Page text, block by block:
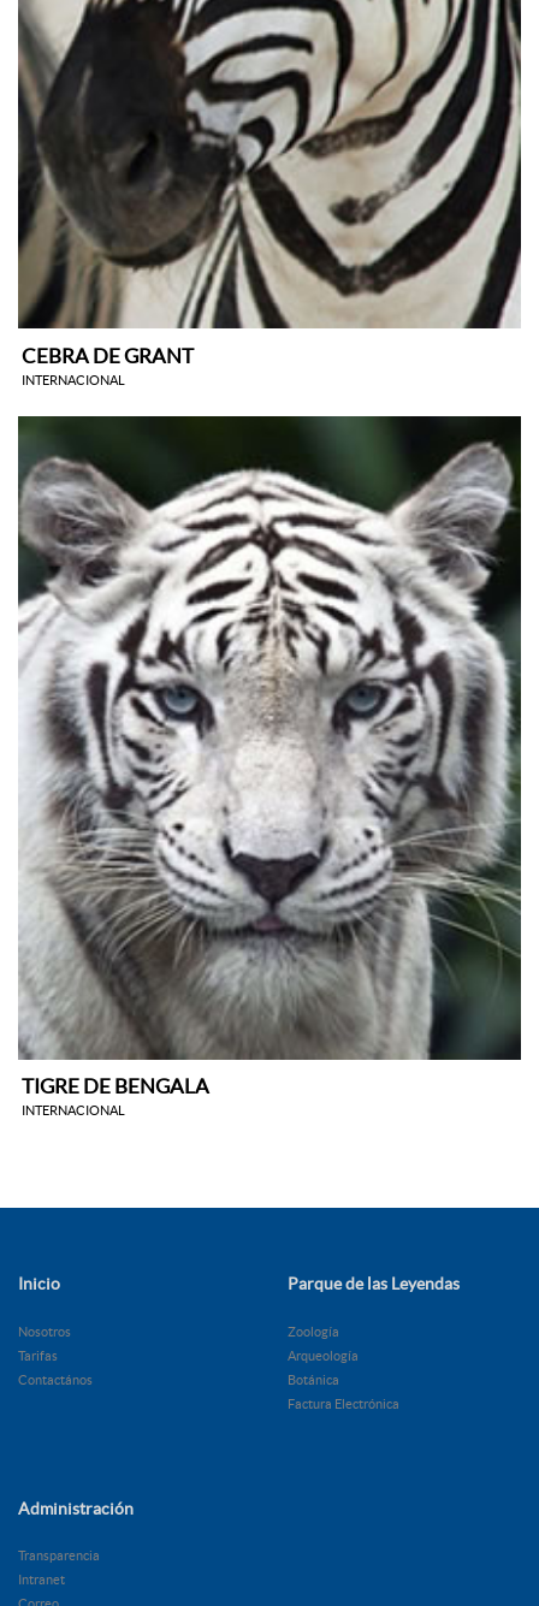
CEBRA DE GRANT
INTERNACIONAL
TIGRE DE BENGALA
INTERNACIONAL
Inicio
Nosotros
Tarifas
Contactános
Parque de las Leyendas
Zoología
Arqueología
Botánica
Factura Electrónica
Administración
Transparencia
Intranet